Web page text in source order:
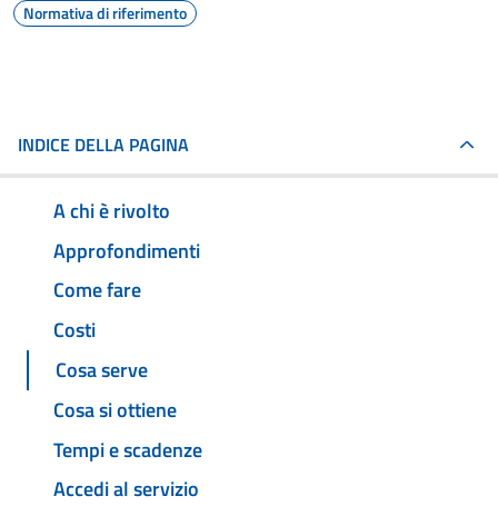
Normativa di riferimento
INDICE DELLA PAGINA
A chi è rivolto
Approfondimenti
Come fare
Costi
Cosa serve
Cosa si ottiene
Tempi e scadenze
Accedi al servizio